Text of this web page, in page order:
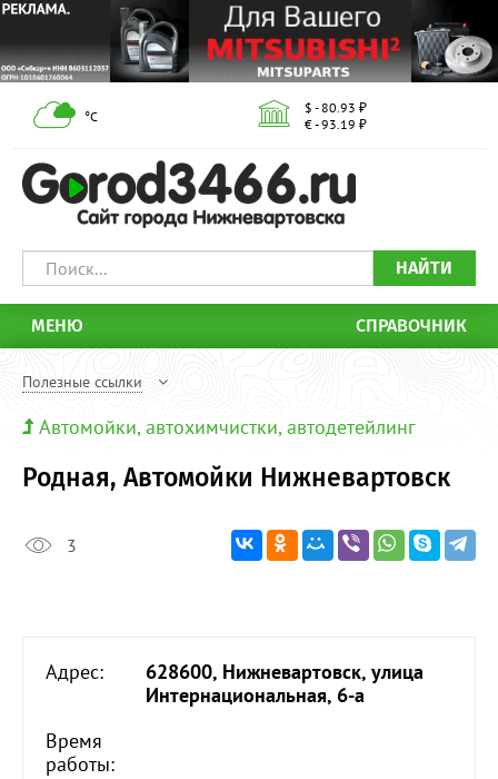
°С
$ - 80.93 ₽
€ - 93.19 ₽
НАЙТИ
МЕНЮ СПРАВОЧНИК
Полезные ссылки
Автомойки, автохимчистки, автодетейлинг
Родная, Автомойки Нижневартовск
3
Адрес:
628600, Нижневартовск, улица
Интернациональная, 6-а
Время
работы: